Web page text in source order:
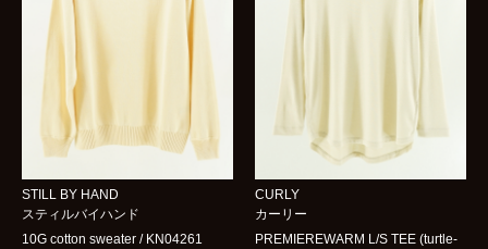
STILL BY HAND
スティルバイハンド
10G cotton sweater / KN04261
CURLY
カーリー
PREMIEREWARM L/S TEE (turtle-